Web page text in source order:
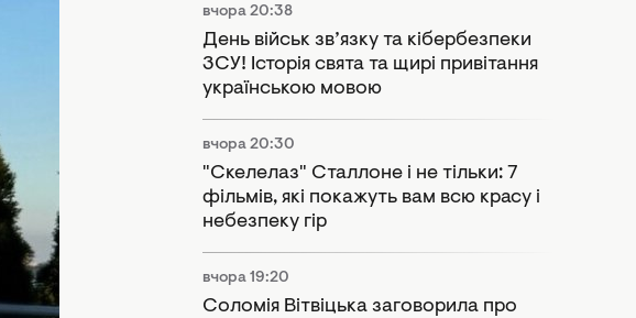
вчора 20:38
День військ зв’язку та кібербезпеки
ЗСУ! Історія свята та щирі привітання
українською мовою
вчора 20:30
"Скелелаз" Сталлоне і не тільки: 7
фільмів, які покажуть вам всю красу і
небезпеку гір
вчора 19:20
Соломія Вітвіцька заговорила про